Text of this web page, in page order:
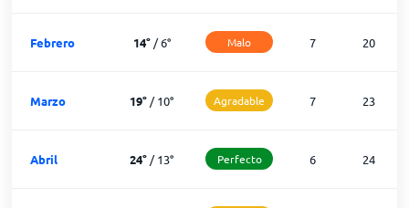
Febrero 14°/6° Malo 7 20
Marzo 19° /10° Agradable 7 23
Abril 24° /13° Perfecto 6 24